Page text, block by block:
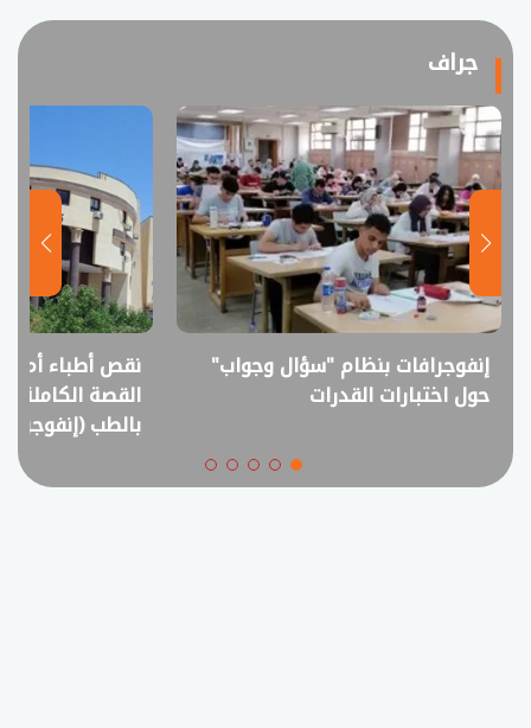
جراف
نقص أطباء أم فائض خريجين؟..
القصة الكاملة لمقترح خفض القبول
انفوجراف..
في امتحانات